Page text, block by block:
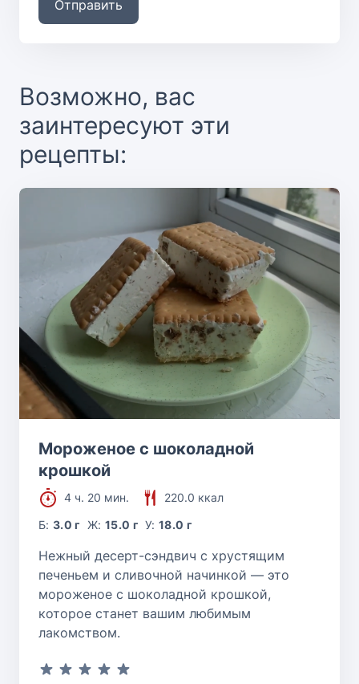
Отправить
Возможно, вас
заинтересуют эти
рецепты:
Мороженое с шоколадной
крошкой
4 ч. 20 мин.
220.0 ккал
Б:3.0 г Ж: 15.0 г У:18.0 г
Нежный десерт-сэндвич с хрустящим
печеньем и сливочной начинкой — это
мороженое с шоколадной крошкой,
которое станет вашим любимым
лакомством.